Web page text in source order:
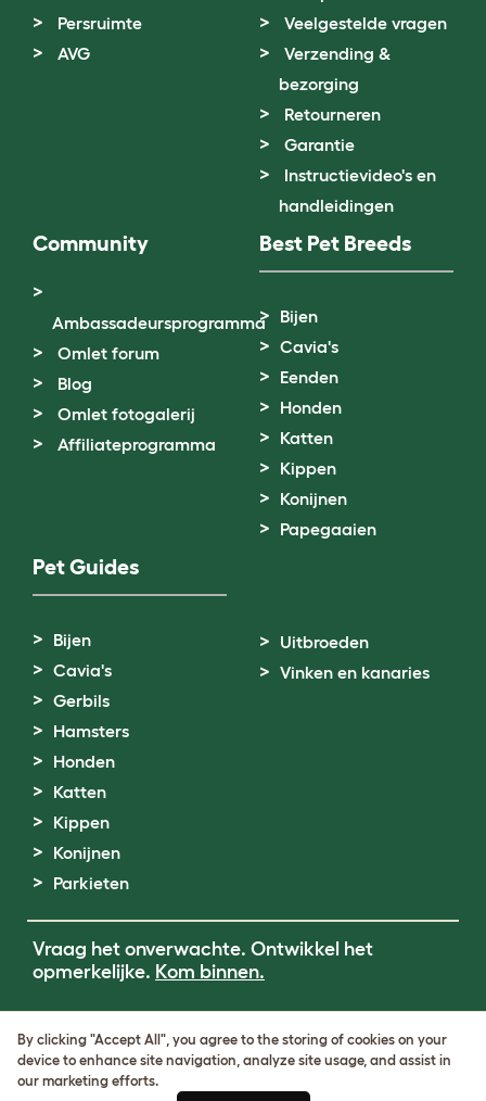
Persruimte
AVG
Veelgestelde vragen
Verzending &
bezorging
Retourneren
Garantie
Instructievideo's en
handleidingen
Community
Ambassadeursprogramma
Omlet forum
Blog
Omlet fotogalerij
Affiliateprogramma
Best Pet Breeds
Bijen
Cavia's
Eenden
Honden
Katten
Kippen
Konijnen
Papegaaien
Pet Guides
Bijen
Cavia's
Gerbils
Hamsters
Honden
Katten
Kippen
Konijnen
Parkieten
Uitbroeden
Vinken en kanaries
Vraag het onverwachte. Ontwikkel het
opmerkelijke. Kom binnen.
Cookie & Privacy Policy
Cookie Settings
By clicking "Accept All", you agree to the storing of cookies on your
device to enhance site navigation, analyze site usage, and assist in
our marketing efforts.